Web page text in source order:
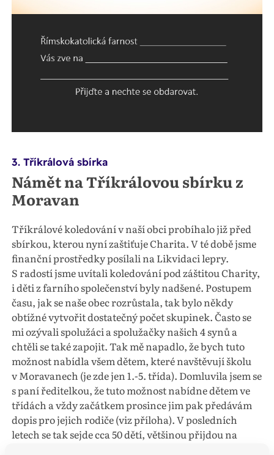
3. Tříkrálová sbírka
Námět na Tříkrálovou sbírku z
Moravan
Tříkrálové koledování v naší obci probíhalo již před
sbírkou, kterou nyní zaštiťuje Charita. V té době jsme
finanční prostředky posílali na Likvidaci lepry.
S radostí jsme uvítali koledování pod záštitou Charity,
i děti z farního společenství byly nadšené. Postupem
času, jak se naše obec rozrůstala, tak bylo někdy
obtížné vytvořit dostatečný počet skupinek. Často se
mi ozývali spolužáci a spolužačky našich 4 synů a
chtěli se také zapojit. Tak mě napadlo, že bych tuto
možnost nabídla všem dětem, které navštěvují školu
v Moravanech (je zde jen 1.-5. třída). Domluvila jsem se
s paní ředitelkou, že tuto možnost nabídne dětem ve
třídách a vždy začátkem prosince jim pak předávám
dopis pro jejich rodiče (viz příloha). V posledních
letech se tak sejde cca 50 dětí, většinou přijdou na